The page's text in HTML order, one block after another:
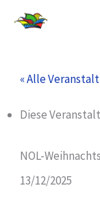
Inhalt
« Alle
Diese
NOL-
13/12/2025